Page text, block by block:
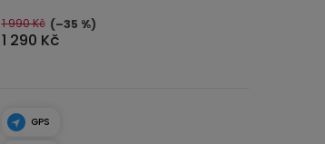
1 290 Kč
1 990 Kč (–35 %)
GPS